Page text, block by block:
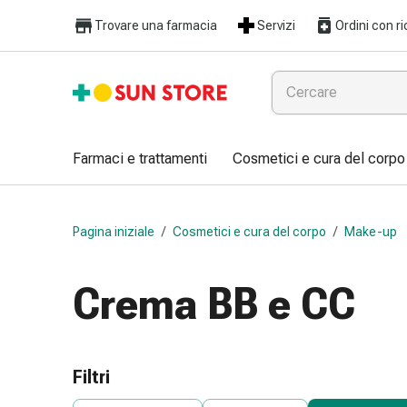
Farmaci
Raffreddore
Caramelle
Mal
Influenza
Tosse
Inalatori
Trovare una farmacia Servizi Ordini con
Farmaci e trattamenti Cosmetici e cura del corpo
Pagina iniziale / Cosmetici e cura del corpo / Make-up
Crema BB e CC
Filtri